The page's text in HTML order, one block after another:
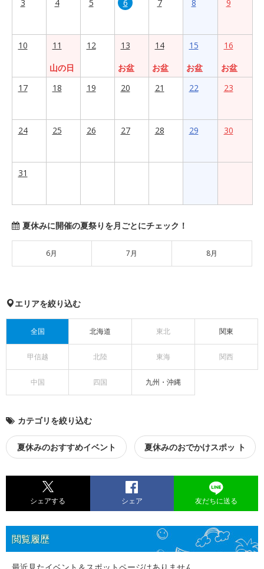
3 4 5 6 7 8 9
10
11
山の日
12
13
お盆
14
お盆
15
お盆
16
お盆
17
18 19 20 21 22 23
24 25 26 27 28 29 30
31
夏休みに開催の夏祭りを月ごとにチェック！
6月 7月 8月
エリアを絞り込む
全国 北海道 東北 関東
甲信越 北陸 東海 関西
中国 四国 九州・沖縄
カテゴリを絞り込む
夏休みのおすすめイベント 夏休みのおでかけスポッ ト
シェアする シェア 友だちに送る
閲覧履歴
最近見たイベント＆スポットページはありません。